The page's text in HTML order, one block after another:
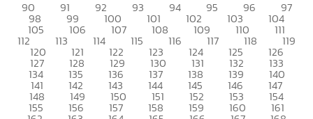
90 91 92 93 94 95 96 97
98 99 100 101 102 103 104
105 106 107 108 109 110 111
112 113 114 115 116 117 118 119
120 121 122 123 124 125 126
127 128 129 130 131 132 133
134 135 136 137 138 139 140
141 142 143 144 145 146 147
148 149 150 151 152 153 154
155 156 157 158 159 160 161